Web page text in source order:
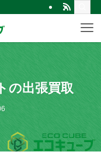
不用品買取・回収！見積無
の出張買取